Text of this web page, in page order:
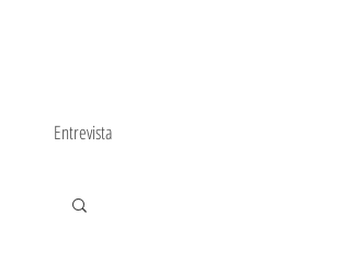
Entrevista